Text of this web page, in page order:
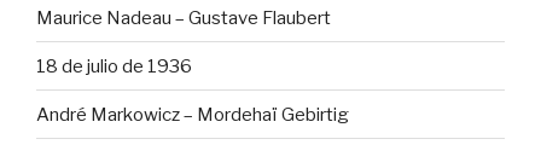
Maurice Nadeau – Gustave Flaubert
18 de julio de 1936
André Markowicz – Mordehaï Gebirtig